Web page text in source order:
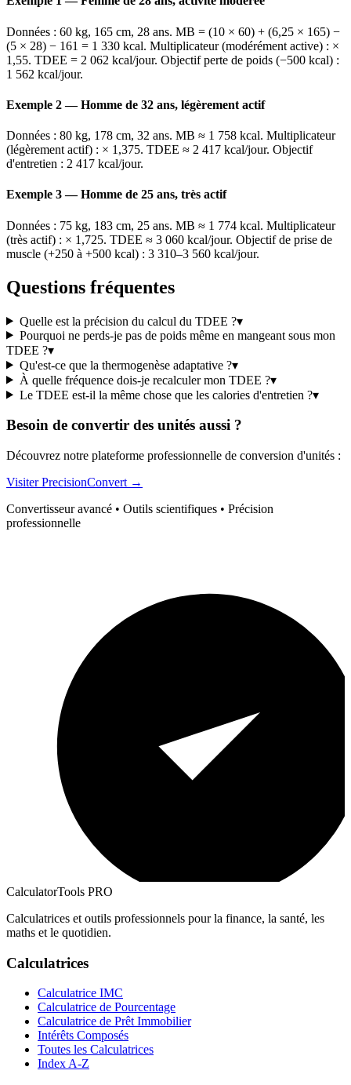
Données : 60 kg, 165 cm, 28 ans. MB = (10 × 60) + (6,25 × 165) −
(5 × 28) − 161 = 1 330 kcal. Multiplicateur (modérément active) : ×
1,55. TDEE = 2 062 kcal/jour. Objectif perte de poids (−500 kcal) :
1 562 kcal/jour.
Exemple 2 — Homme de 32 ans, légèrement actif
Données : 80 kg, 178 cm, 32 ans. MB ≈ 1 758 kcal. Multiplicateur
(légèrement actif) : × 1,375. TDEE ≈ 2 417 kcal/jour. Objectif
d'entretien : 2 417 kcal/jour.
Exemple 3 — Homme de 25 ans, très actif
Données : 75 kg, 183 cm, 25 ans. MB ≈ 1 774 kcal. Multiplicateur
(très actif) : × 1,725. TDEE ≈ 3 060 kcal/jour. Objectif de prise de
muscle (+250 à +500 kcal) : 3 310–3 560 kcal/jour.
Questions fréquentes
Quelle est la précision du calcul du TDEE ?▾
Pourquoi ne perds-je pas de poids même en mangeant sous mon
TDEE ?▾
Qu'est-ce que la thermogenèse adaptative ?▾
À quelle fréquence dois-je recalculer mon TDEE ?▾
Le TDEE est-il la même chose que les calories d'entretien ?▾
Besoin de convertir des unités aussi ?
Découvrez notre plateforme professionnelle de conversion d'unités :
Visiter PrecisionConvert →
Convertisseur avancé • Outils scientifiques • Précision
professionnelle
CalculatorTools PRO
Calculatrices et outils professionnels pour la finance, la santé, les
maths et le quotidien.
Calculatrices
Calculatrice IMC
Calculatrice de Pourcentage
Calculatrice de Prêt Immobilier
Intérêts Composés
Toutes les Calculatrices
Index A-Z